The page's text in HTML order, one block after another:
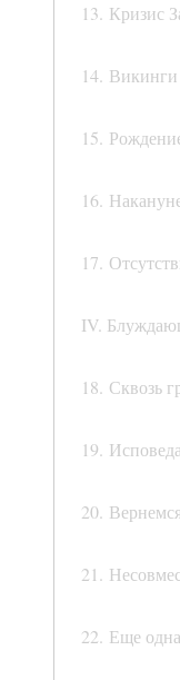
13. Кризис
14.
15.
16.
17.
IV.
18. Сквозь
19.
20.
21.
22. Еще